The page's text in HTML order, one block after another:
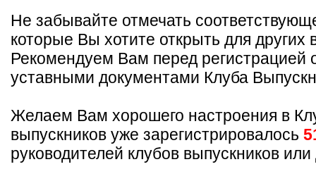
Не забывайте отмечать
которые Вы хотите открыть для других
Рекомендуем Вам перед регистрацией
уставными документами Клуба
Желаем Вам хорошего настроения в
выпускников уже зарегистрировалось
руководителей клубов выпускников